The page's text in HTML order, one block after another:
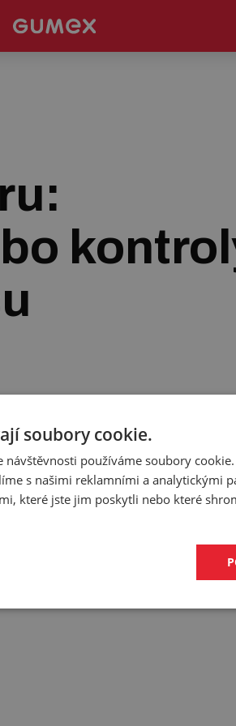
soubory cookie.
návštěvnosti používáme soubory
s našimi reklamními a analytickými
které jste jim poskytli nebo které